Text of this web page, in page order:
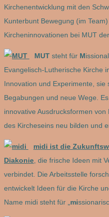
Kirchenentwicklung mit den
Kunterbunt Bewegung (im
Kircheninnovationen bei MUT
MUT steht für M
Evangelisch-Lutherische Kirche
Innovation und Experimente, sie
Begabungen und neue Wege.
innovative Ausdrucksformen
des Kircheseins neu bilden und
midi ist die
Diakonie , die frische Ideen mit
verbindet. Die Arbeitsstelle
entwickelt Ideen für die Kirche
Name midi steht für „ mi